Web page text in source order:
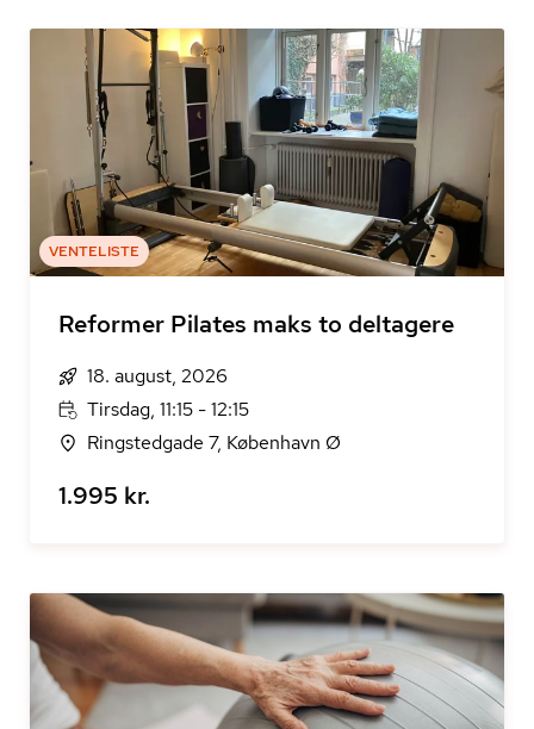
VENTELISTE
Reformer Pilates maks to deltagere
18. august, 2026
Tirsdag, 11:15 - 12:15
Ringstedgade 7, København Ø
1.995 kr.